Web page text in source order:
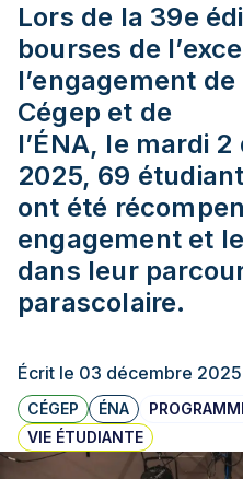
les impacts et
Lors de la 39e
bourses de
l’engagement
Cégep et de
l’ÉNA, le mardi
2025, 69
ont été
engagement et
dans leur
parascolaire.
Écrit le 03 décembre 2025
CÉGEP ÉNA
VIE ÉTUDIANTE